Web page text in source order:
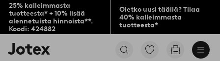
25% kalleimmasta
tuotteesta* + 10% lisää
alennetuista hinnoista**.
Koodi: 424882
Oletko uusi täällä? Tilaa
40% kalleimmasta
tuotteesta*
Jotex-
logo
Siirry
Siirry